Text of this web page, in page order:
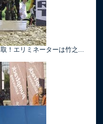
！エリミネーターは竹之...